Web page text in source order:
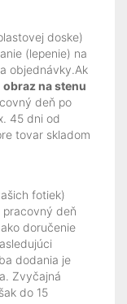
doske)
(lepenie) na
objednávky.Ak
obraz na stenu
deň po
45 dni od
tovar skladom
fotiek)
deň
doručenie
dodania je
Zvyčajná
do 15